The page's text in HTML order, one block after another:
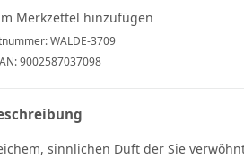
Merkzettel hinzufügen
WALDE-3709
9002587037098
sinnlichen Duft der Sie